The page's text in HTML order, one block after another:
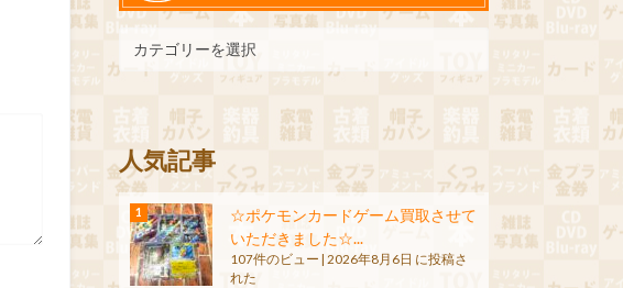
人気記事
☆ポケモンカードゲーム買取させて
いただきました☆...
107件のビュー
2026年8月6日 に投稿さ
れた